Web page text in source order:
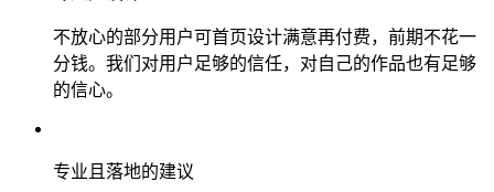
不放心的部分用户可首页设计满意再付费，前期不花一
分钱。我们对用户足够的信任，对自己的作品也有足够
的信心。
专业且落地的建议